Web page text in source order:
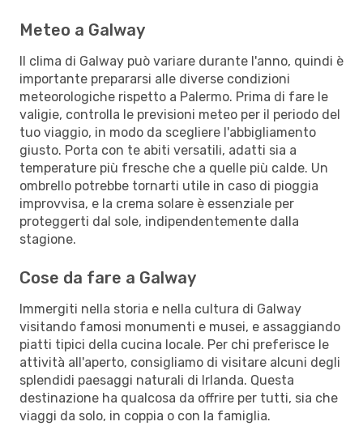
Meteo a Galway
Il clima di Galway può variare durante l'anno, quindi è
importante prepararsi alle diverse condizioni
meteorologiche rispetto a Palermo. Prima di fare le
valigie, controlla le previsioni meteo per il periodo del
tuo viaggio, in modo da scegliere l'abbigliamento
giusto. Porta con te abiti versatili, adatti sia a
temperature più fresche che a quelle più calde. Un
ombrello potrebbe tornarti utile in caso di pioggia
improvvisa, e la crema solare è essenziale per
proteggerti dal sole, indipendentemente dalla
stagione.
Cose da fare a Galway
Immergiti nella storia e nella cultura di Galway
visitando famosi monumenti e musei, e assaggiando
piatti tipici della cucina locale. Per chi preferisce le
attività all'aperto, consigliamo di visitare alcuni degli
splendidi paesaggi naturali di Irlanda. Questa
destinazione ha qualcosa da offrire per tutti, sia che
viaggi da solo, in coppia o con la famiglia.